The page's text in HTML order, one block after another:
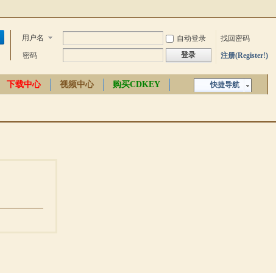
用户名 自动登录
找回密码
密码
登录 注册(Register!)
快捷导航
下载中心 视频中心
购买CDKEY